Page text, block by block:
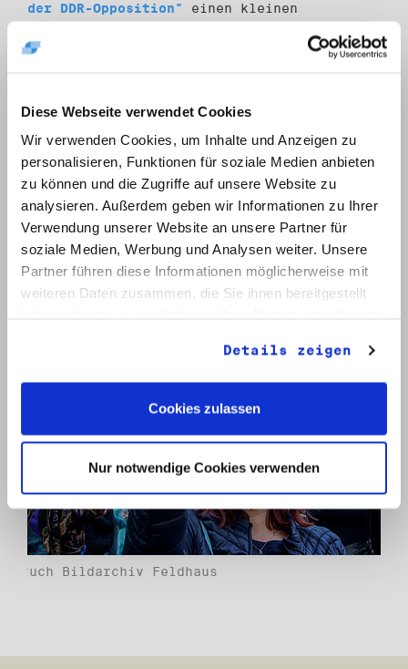
Diese Webseite verwendet Cookies
Wir verwenden Cookies, um Inhalte und Anzeigen zu
personalisieren, Funktionen für soziale Medien anbieten
zu können und die Zugriffe auf unsere Website zu
analysieren. Außerdem geben wir Informationen zu Ihrer
Verwendung unserer Website an unsere Partner für
soziale Medien, Werbung und Analysen weiter. Unsere
Partner führen diese Informationen möglicherweise mit
weiteren Daten zusammen, die Sie ihnen bereitgestellt
Details zeigen
Cookies zulassen
Nur notwendige Cookies verwenden
der DDR-Opposition"
einen kleinen
DDR-Opposition.
Archivs, der Robert-Havemann-Gesellschaft
e. V., Reporter ohne Grenzen e. V., dem
Deutschen Institut für Menschenrechte und
Gegen Vergessen – Für Demokratie e. V.
Bildarchiv Feldhaus